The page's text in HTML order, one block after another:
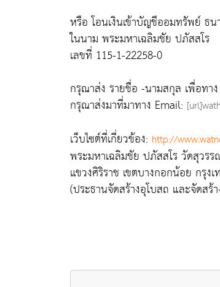
หรือ โอนเงินเข้าบัญชีออมทรัพย์ ธ
ในนาม พระมหาเฉลิมชัย ปภัสสโร
เลขที่ 115-1-22258-0
กรุณาส่ง รายชื่อ -นามสกุล เพื่อทา
กรุณาส่งมาที่มาทาง Email:
เว็บไซต์ที่เกี่ยวข้อง: http://
พระมหาเฉลิมชัย ปภัสสโร วัดสุวร
แขวงศิริราช เขตบางกอกน้อย กรุง
(ประธานจัดสร้างอุโบสถ และจัดส